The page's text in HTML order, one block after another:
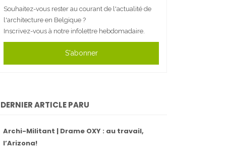
Souhaitez-vous rester au courant de l'actualité de
l'architecture en Belgique ?
Inscrivez-vous à notre infolettre hebdomadaire.
S'abonner
DERNIER ARTICLE PARU
Archi-Militant | Drame OXY : au travail,
l’Arizona!